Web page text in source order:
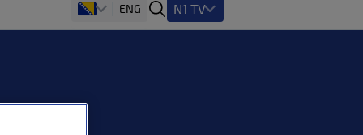
ENG N1 TV